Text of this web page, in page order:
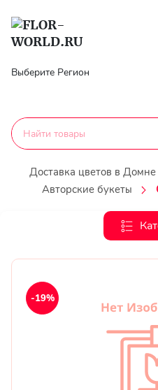
Выберите Регион
Доставка цветов в Домне
Авторские букеты
Цветы поштучно
Букеты до 2500
Каталог букетов
Корзины с цветами
Авторские букеты
Букеты из роз
-19%